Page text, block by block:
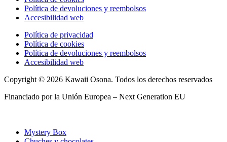
Política de devoluciones y reembolsos
Accesibilidad web
Política de privacidad
Política de cookies
Política de devoluciones y reembolsos
Accesibilidad web
Copyright © 2026 Kawaii Osona. Todos los derechos reservados
Financiado por la Unión Europea – Next Generation EU
Mystery Box